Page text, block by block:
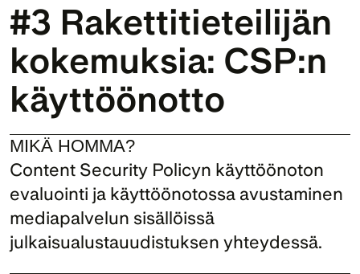
#3 Rakettitieteilijän
kokemuksia: CSP:n
käyttöönotto
MIKÄ HOMMA?
Content Security Policyn käyttöönoton
evaluointi ja käyttöönotossa avustaminen
mediapalvelun sisällöissä
julkaisualustauudistuksen yhteydessä.